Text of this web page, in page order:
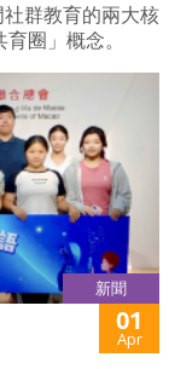
群教育的兩大核
圈」概念。
新聞
01
Apr